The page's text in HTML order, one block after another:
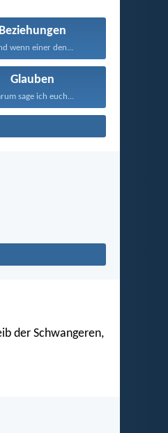
Beziehungen
wenn einer den...
Glauben
sage ich euch...
der Schwangeren,